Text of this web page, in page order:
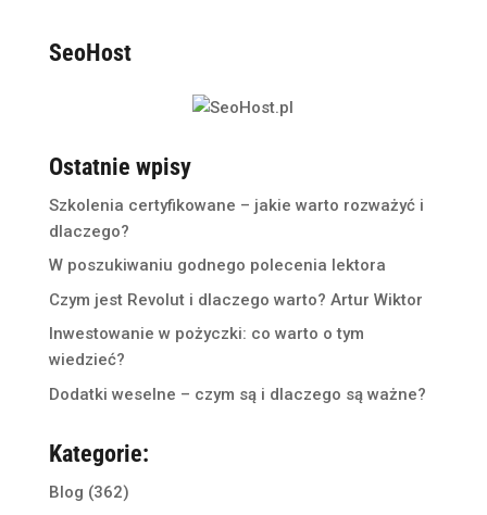
SeoHost
Ostatnie wpisy
Szkolenia certyfikowane – jakie warto rozważyć i
dlaczego?
W poszukiwaniu godnego polecenia lektora
Czym jest Revolut i dlaczego warto? Artur Wiktor
Inwestowanie w pożyczki: co warto o tym
wiedzieć?
Dodatki weselne – czym są i dlaczego są ważne?
Kategorie:
Blog (362)